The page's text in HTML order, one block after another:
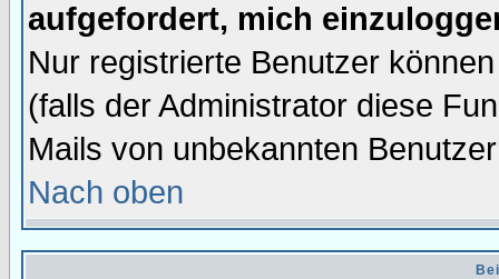
aufgefordert, mich
Nur registrierte Benutzer
(falls der Administrator diese
Mails von unbekannten
Nach oben